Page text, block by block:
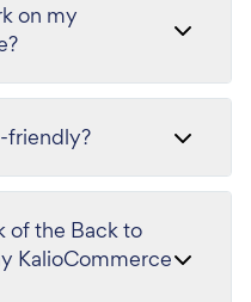
on my
friendly?
of the Back to
KalioCommerce